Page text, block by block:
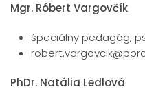
Mgr. Róbert Vargovčík
špeciálny pedagóg,
PhDr. Natália Ledlová